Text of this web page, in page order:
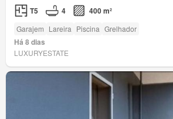
T5 4 400 m²
Garajem Lareira Piscina Grelhador
Há 8 dias
LUXURYESTATE